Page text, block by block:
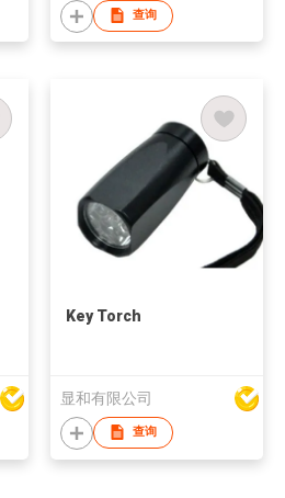
查询
Key Torch
显和有限公司
查询